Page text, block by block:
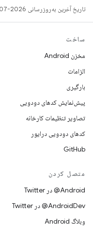
تاریخ آخرین به‌روزرسانی 2026-07-16 به‌وقت ساعت هماهنگ جهانی.
ساخت
مخزن Android
الزامات
بارگیری
پیش‌نمایش کدهای دودویی
تصاویر تنظیمات کارخانه
کدهای دودویی درایور
GitHub
متصل کردن
Android@ در Twitter
AndroidDev@ در Twitter
وبلاگ Android